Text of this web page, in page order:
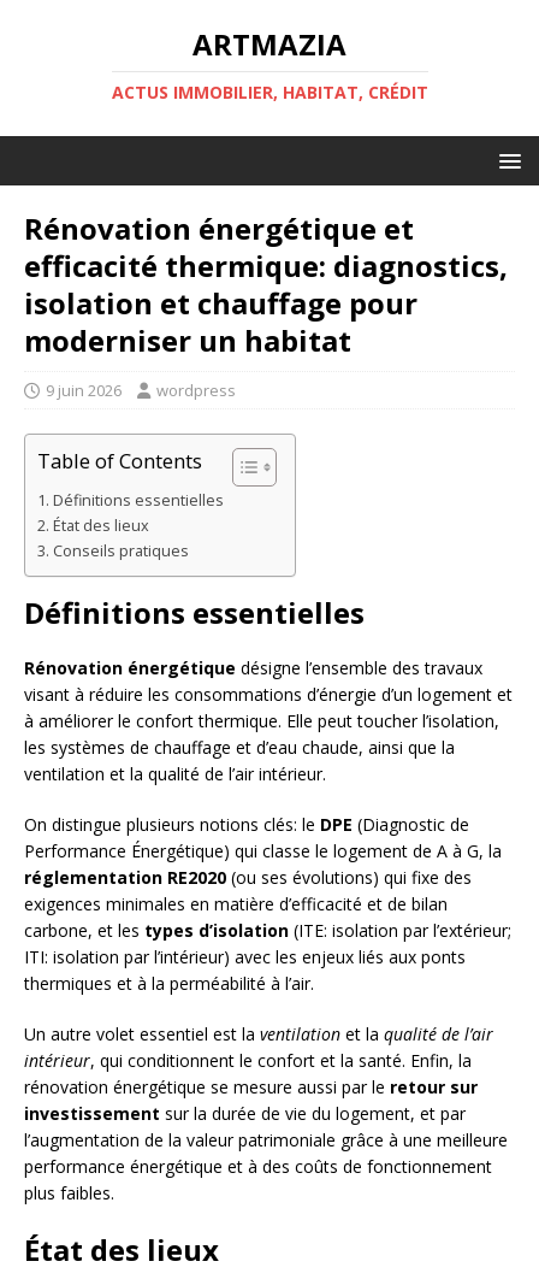
ARTMAZIA
ACTUS IMMOBILIER, HABITAT, CRÉDIT
Rénovation énergétique et
efficacité thermique: diagnostics,
isolation et chauffage pour
moderniser un habitat
9 juin 2026 wordpress
Table of Contents
Définitions essentielles
État des lieux
Conseils pratiques
Définitions essentielles
Rénovation énergétique désigne l’ensemble des travaux
visant à réduire les consommations d’énergie d’un logement et
à améliorer le confort thermique. Elle peut toucher l’isolation,
les systèmes de chauffage et d’eau chaude, ainsi que la
ventilation et la qualité de l’air intérieur.
On distingue plusieurs notions clés: le DPE (Diagnostic de
Performance Énergétique) qui classe le logement de A à G, la
réglementation RE2020 (ou ses évolutions) qui fixe des
exigences minimales en matière d’efficacité et de bilan
carbone, et les types d’isolation (ITE: isolation par l’extérieur;
ITI: isolation par l’intérieur) avec les enjeux liés aux ponts
thermiques et à la perméabilité à l’air.
Un autre volet essentiel est la ventilation et la qualité de l’air
intérieur, qui conditionnent le confort et la santé. Enfin, la
rénovation énergétique se mesure aussi par le retour sur
investissement sur la durée de vie du logement, et par
l’augmentation de la valeur patrimoniale grâce à une meilleure
performance énergétique et à des coûts de fonctionnement
plus faibles.
État des lieux